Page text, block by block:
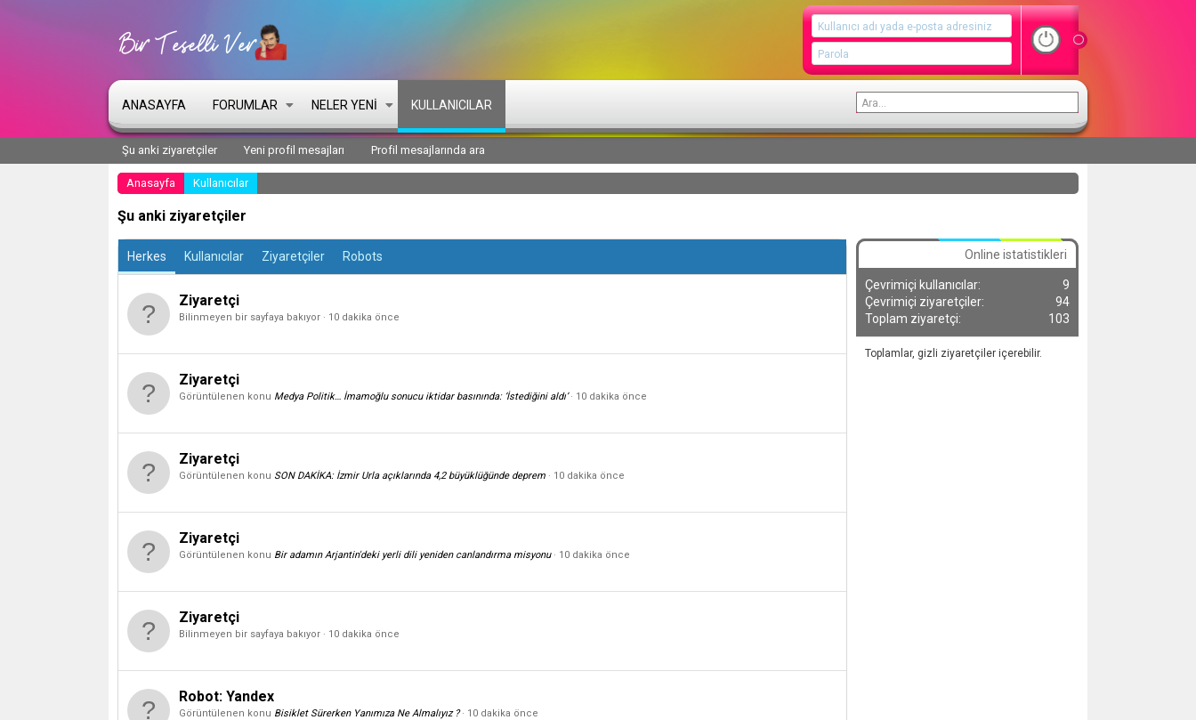
ANASAYFA FORUMLAR NELER YENI KULLANICILAR
Şu anki ziyaretçiler Yeni profil mesajları Profil mesajlarında ara
Anasayfa Kullanıcılar
Şu anki ziyaretçiler
Herkes Kullanıcılar Ziyaretçiler Robots
Ziyaretçi
Bilinmeyen bir sayfaya bakıyor 10 dakika önce
Ziyaretçi
Görüntülenen konu Medya Politik… İmamoğlu sonucu iktidar basınında: ‘İstediğini aldı’ 10 dakika önce
Ziyaretçi
Görüntülenen konu SON DAKİKA: İzmir Urla açıklarında 4,2 büyüklüğünde deprem 10 dakika önce
Ziyaretçi
Görüntülenen konu Bir adamın Arjantin'deki yerli dili yeniden canlandırma misyonu 10 dakika önce
Ziyaretçi
Bilinmeyen bir sayfaya bakıyor 10 dakika önce
Robot: Yandex
Görüntülenen konu Bisiklet Sürerken Yanımıza Ne Almalıyız ? 10 dakika önce
Online istatistikleri
Çevrimiçi kullanıcılar
9
Çevrimiçi ziyaretçiler
94
Toplam ziyaretçi
103
Toplamlar, gizli ziyaretçiler içerebilir.